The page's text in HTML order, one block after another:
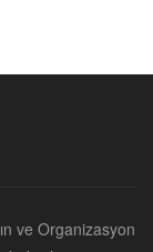
ve Organizasyon